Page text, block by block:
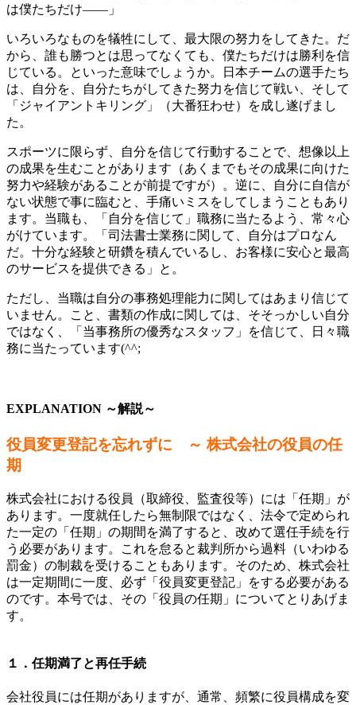
は僕たちだけ――」
いろいろなものを犠牲にして、最大限の努力をしてきた。だ
から、誰も勝つとは思ってなくても、僕たちだけは勝利を信
じている。といった意味でしょうか。日本チームの選手たち
は、自分を、自分たちがしてきた努力を信じて戦い、そして
「ジャイアントキリング」（大番狂わせ）を成し遂げまし
た。
スポーツに限らず、自分を信じて行動することで、想像以上
の成果を生むことがあります（あくまでもその成果に向けた
努力や経験があることが前提ですが）。逆に、自分に自信が
ない状態で事に臨むと、手痛いミスをしてしまうこともあり
ます。当職も、「自分を信じて」職務に当たるよう、常々心
がけています。「司法書士業務に関して、自分はプロなん
だ。十分な経験と研鑽を積んでいるし、お客様に安心と最高
のサービスを提供できる」と。
ただし、当職は自分の事務処理能力に関してはあまり信じて
いません。こと、書類の作成に関しては、そそっかしい自分
ではなく、「当事務所の優秀なスタッフ」を信じて、日々職
務に当たっています(^^;
EXPLANATION ～解説～
役員変更登記を忘れずに
～ 株式会社の役員の任
期
株式会社における役員（取締役、監査役等）には「任期」が
あります。一度就任したら無制限ではなく、法令で定められ
た一定の「任期」の期間を満了すると、改めて選任手続を行
う必要があります。これを怠ると裁判所から過料（いわゆる
罰金）の制裁を受けることもあります。そのため、株式会社
は一定期間に一度、必ず「役員変更登記」をする必要がある
のです。本号では、その「役員の任期」についてとりあげま
す。
１．任期満了と再任手続
会社役員には任期がありますが、通常、頻繁に役員構成を変